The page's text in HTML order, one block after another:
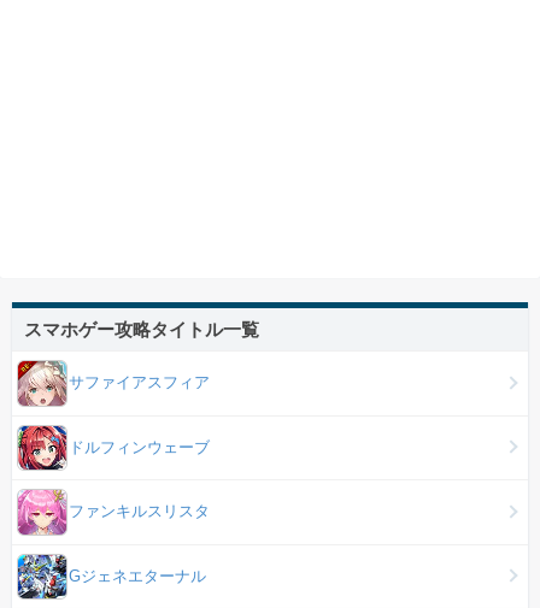
スマホゲー攻略タイトル一覧
サファイアスフィア
ドルフィンウェーブ
ファンキルスリスタ
Gジェネエターナル